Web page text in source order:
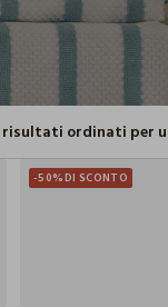
risultati ordinati per
-50%DI SCONTO